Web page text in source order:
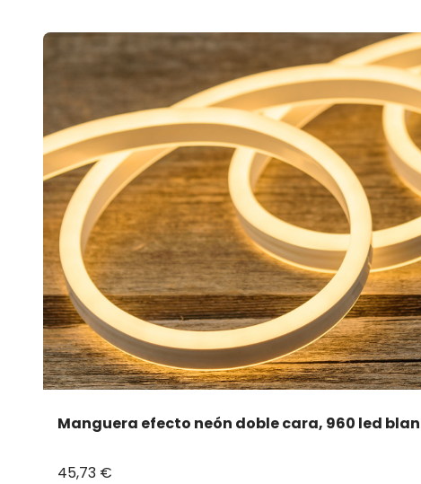
Manguera efecto neón doble cara, 960 led
45,73 €